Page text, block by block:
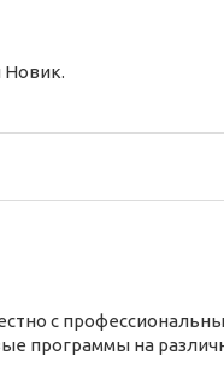
Новик.
с
программы на